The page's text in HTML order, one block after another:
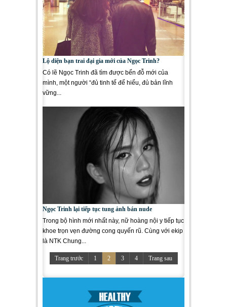
Lộ diện bạn trai đại gia mới của Ngọc Trinh?
Có lẽ Ngọc Trinh đã tìm được bến đỗ mới của
mình, một người “đủ tinh tế để hiểu, đủ bản lĩnh
vững...
Ngọc Trinh lại tiếp tục tung ảnh bán nude
Trong bộ hình mới nhất này, nữ hoàng nội y tiếp tục
khoe trọn vẹn đường cong quyến rũ. Cùng với ekip
là NTK Chung...
Trang trước 1 2 3 4 Trang sau